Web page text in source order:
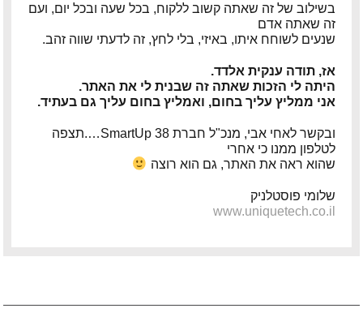
בשילוב של זה שאתה קשוב ללקוח, בכל שעה ובכל יום, ועם
זה שאתה אדם
שנעים לשוחח איתו, באיזי, בלי לחץ, זה לדעתי שווה זהב.
אז, תודה ענקית אלדד.
היתה לי הזכות שאתה זה שבנית לי את האתר.
אני ממליץ עליך בחום, ואמליץ בחום עליך גם בעתיד.
ובקשר לאחי אבי, מנכ"ל חברת SmartUp 38….תצפה
לטלפון ממנו כי אחרי
שהוא ראה את האתר, גם הוא רוצה
שלומי פוסטלניק
www.uniquetech.co.il